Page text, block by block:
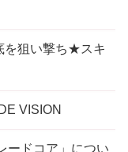
を狙い撃ち★スキ
VISION
ードコア」につい